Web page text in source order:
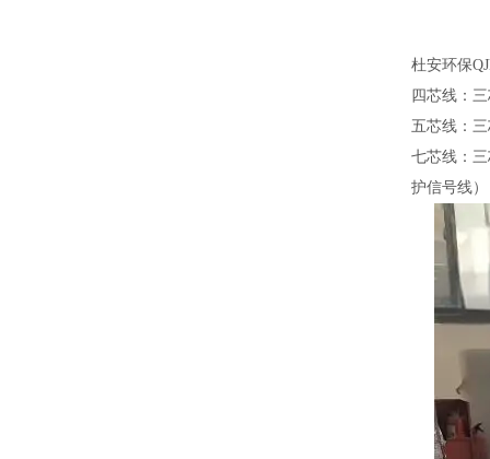
杜安环保
四芯线：
五芯线：
七芯线：
护信号线）